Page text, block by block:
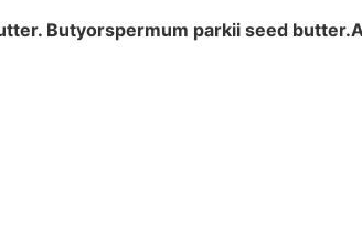
Butyorspermum parkii seed